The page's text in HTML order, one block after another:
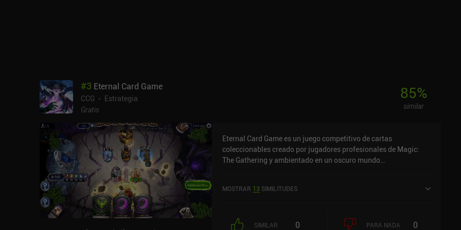
#3 Eternal Card Game
CCG
Estrategia
Gratis
85%
similar
Eternal Card Game es un juego competitivo de cartas
coleccionables creado por jugadores profesionales de Magic:
The Gathering y ambientado en un oscuro mundo
intermedio entre la complejidad estratégica de Magic y las
nuestro mazo, asignamos bloqueadores manualmente cuando el
MOSTRAR 13 SIMILITUDES
SIMILAR 0 PARA NADA 0